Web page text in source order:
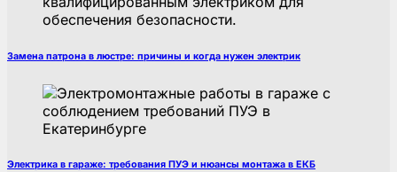
Замена патрона в люстре: причины и когда нужен электрик
Электрика в гараже: требования ПУЭ и нюансы монтажа в ЕКБ